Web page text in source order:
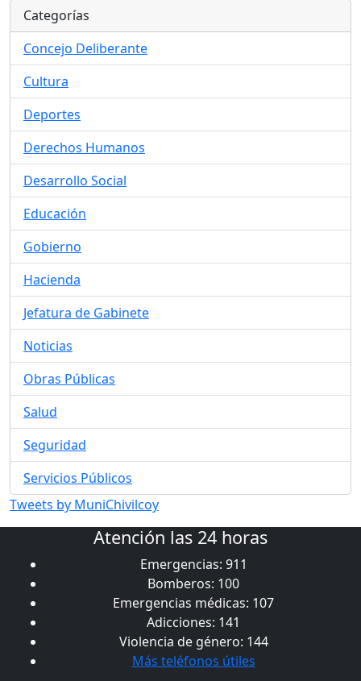
Categorías
Concejo Deliberante
Cultura
Deportes
Derechos Humanos
Desarrollo Social
Educación
Gobierno
Hacienda
Jefatura de Gabinete
Noticias
Obras Públicas
Salud
Seguridad
Servicios Públicos
Tweets by MuniChivilcoy
Atención las 24 horas
Emergencias: 911
Bomberos: 100
Emergencias médicas: 107
Adicciones: 141
Violencia de género: 144
Más teléfonos útiles